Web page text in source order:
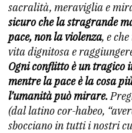
sacralità, meraviglia e
sicuro che la stragrande
pace, non la violenza, e
vita dignitosa e
Ogni conflitto è un tragico
mentre la pace è la cosa
l’umanità può mirare.
(dal latino cor-habeo,
sbocciano in tutti i nostri